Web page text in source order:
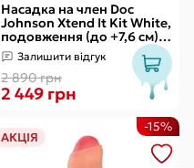
Насадка на член Doc
Johnson Xtend It Kit White,
подовження (до +7,6 см) і
потовщення (до +1,2 см)
Залишити відгук
2 890 грн
2 449 грн
АКЦІЯ
-15%